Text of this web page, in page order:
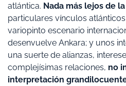
atlántica. Nada más lejos de
particulares vínculos
variopinto escenario
desenvuelve Ankara; y unos
una suerte de alianzas,
complejísimas relaciones, no
interpretación